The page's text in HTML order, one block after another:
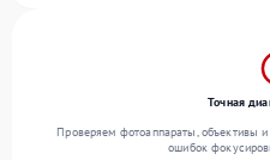
Точная
Проверяем фотоаппараты, объективы
ошибок